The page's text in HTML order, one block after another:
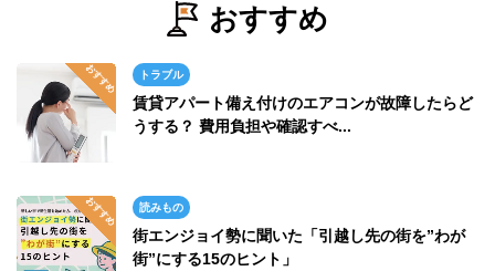
おすすめ
トラブル
賃貸アパート備え付けのエアコンが故障したらど
うする？ 費用負担や確認すべ...
読みもの
街エンジョイ勢に聞いた「引越し先の街を”わが
街”にする15のヒント」